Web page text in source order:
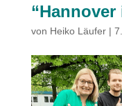
von Heiko Läufer|